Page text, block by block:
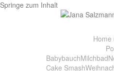
Springe zum Inhalt
Home
BabybauchMilchbad
Cake Smash